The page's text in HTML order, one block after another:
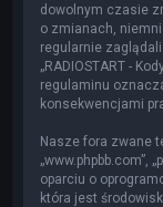
dowolnym czasie
o zmianach,
regularnie
„RADIOSTART -
regulaminu
konsekwencjami
Nasze fora zwane
„www.phpbb.com”,
oparciu o
która jest